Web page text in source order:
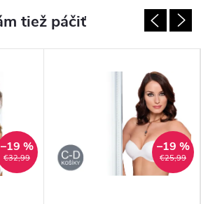
€32,99
–19 %
€25,99
–19 %